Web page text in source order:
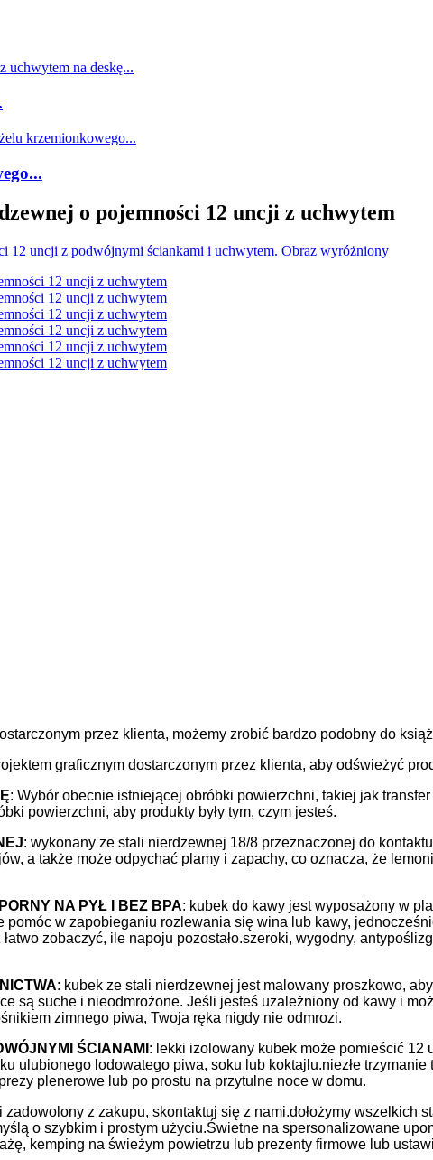
o pojemności 12 uncji z uchwytem
przez klienta, możemy zrobić bardzo podobny do
graficznym dostarczonym przez klienta, aby odświeżyć
: Wybór obecnie istniejącej obróbki powierzchni, takiej jak
powierzchni, aby produkty były tym, czym jesteś.
: wykonany ze stali nierdzewnej 18/8 przeznaczonej do
a także może odpychać plamy i zapachy, co oznacza, że
NA PYŁ I BEZ BPA: kubek do kawy jest wyposażony w
w zapobieganiu rozlewania się wina lub kawy,
zobaczyć, ile napoju pozostało.szeroki, wygodny,
: kubek ze stali nierdzewnej jest malowany proszkowo,
są suche i nieodmrożone. Jeśli jesteś uzależniony od kawy i
zimnego piwa, Twoja ręka nigdy nie odmrozi.
ŚCIANAMI : lekki izolowany kubek może pomieścić 12
ulubionego lodowatego piwa, soku lub koktajlu.niezłe
plenerowe lub po prostu na przytulne noce w domu.
zadowolony z zakupu, skontaktuj się z nami.dołożymy wszelkich
o szybkim i prostym użyciu.Świetne na spersonalizowane
kemping na świeżym powietrzu lub prezenty firmowe lub